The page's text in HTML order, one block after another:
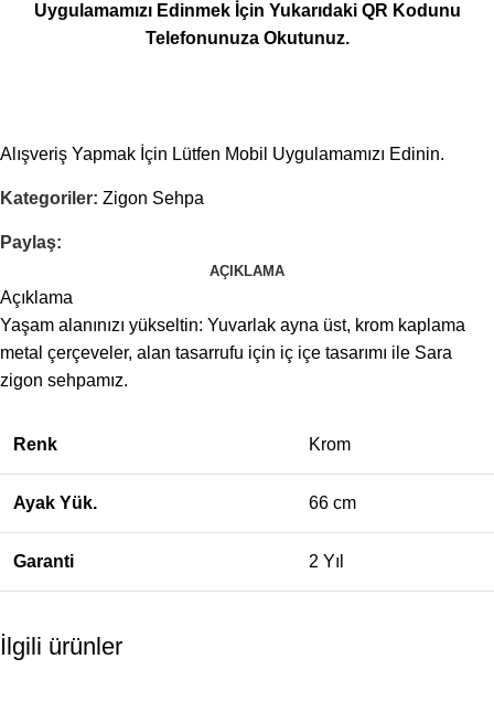
Uygulamamızı Edinmek İçin Yukarıdaki QR Kodunu
Telefonunuza Okutunuz.
Alışveriş Yapmak İçin Lütfen Mobil Uygulamamızı Edinin.
Kategoriler: Zigon Sehpa
Paylaş:
AÇIKLAMA
Açıklama
Yaşam alanınızı yükseltin: Yuvarlak ayna üst, krom kaplama
metal çerçeveler, alan tasarrufu için iç içe tasarımı ile Sara
zigon sehpamız.
Renk Krom
Ayak Yük. 66 cm
Garanti 2 Yıl
İlgili ürünler